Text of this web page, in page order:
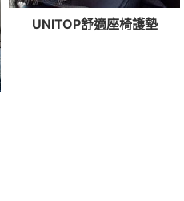
UNITOP舒適座椅護墊